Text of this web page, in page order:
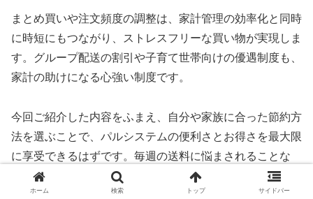
まとめ買いや注文頻度の調整は、家計管理の効率化と同時
に時短にもつながり、ストレスフリーな買い物が実現しま
す。グループ配送の割引や子育て世帯向けの優遇制度も、
家計の助けになる心強い制度です。
今回ご紹介した内容をふまえ、自分や家族に合った節約方
法を選ぶことで、パルシステムの便利さとお得さを最大限
に享受できるはずです。毎週の送料に悩まされることな
く、安心してサービスを活用していきましょう。
ホーム 検索 トップ サイドバー